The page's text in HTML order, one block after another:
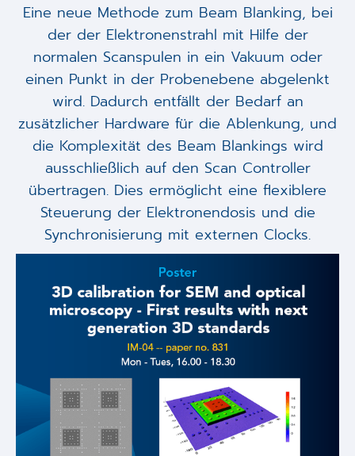
Eine neue Methode zum Beam Blanking, bei
der der Elektronenstrahl mit Hilfe der
normalen Scanspulen in ein Vakuum oder
einen Punkt in der Probenebene abgelenkt
wird. Dadurch entfällt der Bedarf an
zusätzlicher Hardware für die Ablenkung, und
die Komplexität des Beam Blankings wird
ausschließlich auf den Scan Controller
übertragen. Dies ermöglicht eine flexiblere
Steuerung der Elektronendosis und die
Synchronisierung mit externen Clocks.